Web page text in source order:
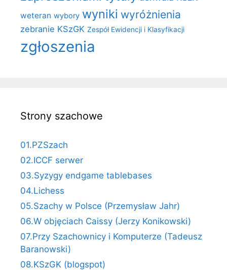
weteran wybory wyniki wyróżnienia
zebranie KSzGK Zespół Ewidencji i Klasyfikacji
zgłoszenia
Strony szachowe
01.PZSzach
02.ICCF serwer
03.Syzygy endgame tablebases
04.Lichess
05.Szachy w Polsce (Przemysław Jahr)
06.W objęciach Caissy (Jerzy Konikowski)
07.Przy Szachownicy i Komputerze (Tadeusz
Baranowski)
08.KSzGK (blogspot)